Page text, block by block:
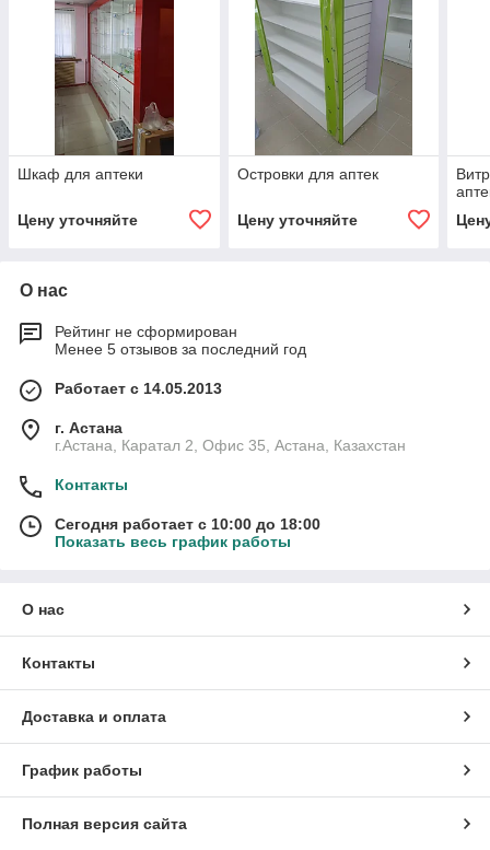
Шкаф для аптеки
Цену уточняйте
Островки для аптек
Цену уточняйте
О нас
Рейтинг не сформирован
Менее 5 отзывов за последний год
Работает с 14.05.2013
г. Астана
г.Астана, Каратал 2, Офис 35, Астана, Казахстан
Контакты
Сегодня работает с 10:00 до 18:00
Показать весь график работы
О нас
Контакты
Доставка и оплата
График работы
Полная версия сайта